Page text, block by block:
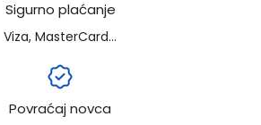
Sigurno plaćanje
Viza, MasterCard...
Povraćaj novca